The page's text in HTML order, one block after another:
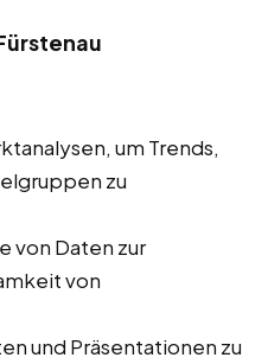
um Trends,
zu
von Daten zur
von
und Präsentationen zu